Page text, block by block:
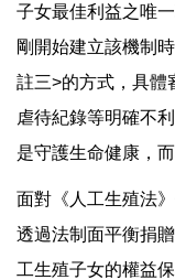
子女最佳利益之唯
剛開始建立該機制
註三>的方式，具體
虐待紀錄等明確不
是守護生命健康，
面對《人工生殖法
透過法制面平衡捐
工生殖子女的權益